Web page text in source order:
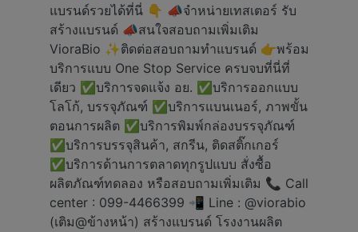
แบรนด์รวยได้ที่นี่ 👇 📣จำหน่ายเทสเตอร์ รับ
สร้างแบรนด์ 📣สนใจสอบถามเพิ่มเติม
VioraBio ✨ติดต่อสอบถามทำแบรนด์ 👉พร้อม
บริการแบบ One Stop Service ครบจบที่นี่ที่
เดียว ✅️บริการจดแจ้ง อย. ✅️บริการออกแบบ
โลโก้, บรรจุภัณฑ์ ✅️บริการแบนเนอร์, ภาพขั้น
ตอนการผลิต ✅️บริการพิมพ์กล่องบรรจุภัณฑ์
✅️บริการบรรจุสินค้า, สกรีน, ติดสติ๊กเกอร์
✅️บริการด้านการตลาดทุกรูปแบบ สั่งซื้อ
ผลิตภัณฑ์ทดลอง หรือสอบถามเพิ่มเติม 📞 Call
center : 099-4466399 📲 Line : @viorabio
(เติม@ข้างหน้า) สร้างแบรนด์ โรงงานผลิต